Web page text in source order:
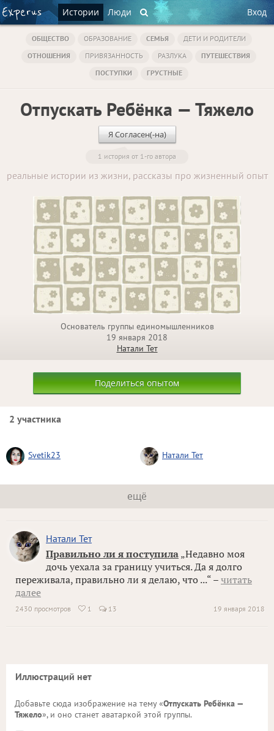
Истории Люди Вход
ОБЩЕСТВО ОБРАЗОВАНИЕ СЕМЬЯ
ДЕТИ И РОДИТЕЛИ
ОТНОШЕНИЯ
ПРИВЯЗАННОСТЬ РАЗЛУКА
ПУТЕШЕСТВИЯ
ПОСТУПКИ
ГРУСТНЫЕ
Отпускать Ребёнка — Тяжело
Я Согласен(-на)
1 история от 1-го автора
реальные истории из жизни, рассказы про жизненный опыт
Основатель группы единомышленников
19 января 2018
Натали Тет
Поделиться опытом
2 участника
Svetik23 Натали Тет
ещё
Натали Тет
Правильно ли я поступила „Недавно моя
дочь уехала за границу учиться. Да я долго
переживала, правильно ли я делаю, что ...“ – читать
далее
19 января 2018
2430 просмотров  1 13
Иллюстраций нет
Добавьте сюда изображение на тему «Отпускать Ребёнка —
Тяжело», и оно станет аватаркой этой группы.